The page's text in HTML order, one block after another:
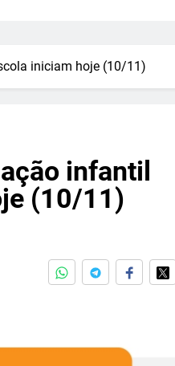
iniciam hoje (10/11)
infantil
(10/11)